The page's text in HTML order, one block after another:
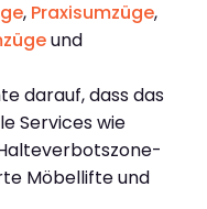
, Praxisumzüge,
und
darauf, dass das
Services wie
Möbellifte und